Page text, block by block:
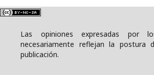
Las opiniones expresadas por
necesariamente reflejan la postura
publicación.